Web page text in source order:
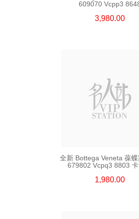
609070 Vcpp3
3,980.00
全新 Bottega Veneta 葆
679802 Vcpq3 8803
1,980.00